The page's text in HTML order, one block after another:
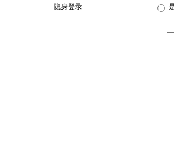
隐身登录